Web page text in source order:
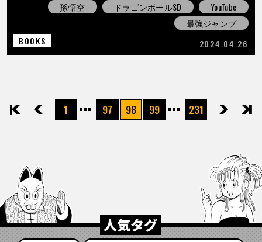
孫悟空 ドラゴンボールSD
YouTube
最強ジャンプ
BOOKS
2024.04.26
先頭 前へ1 97 98 99 231次へ最後
人気タグ